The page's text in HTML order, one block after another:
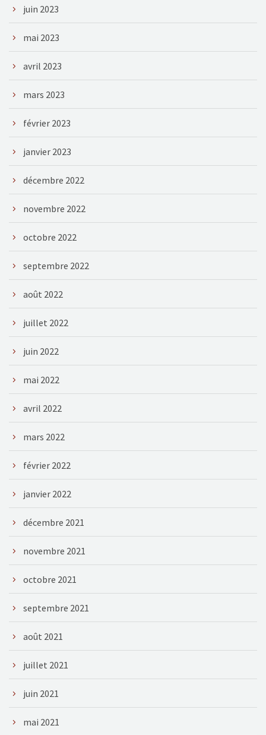
juin 2023
mai 2023
avril 2023
mars 2023
février 2023
janvier 2023
décembre 2022
novembre 2022
octobre 2022
septembre 2022
août 2022
juillet 2022
juin 2022
mai 2022
avril 2022
mars 2022
février 2022
janvier 2022
décembre 2021
novembre 2021
octobre 2021
septembre 2021
août 2021
juillet 2021
juin 2021
mai 2021